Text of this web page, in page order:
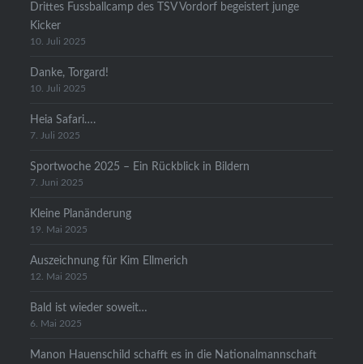
Drittes Fussballcamp des TSV Vordorf begeistert junge
Kicker
10. Juli 2025
Danke, Torgard!
10. Juli 2025
Heia Safari….
7. Juli 2025
Sportwoche 2025 – Ein Rückblick in Bildern
7. Juni 2025
Kleine Planänderung
19. Mai 2025
Auszeichnung für Kim Ellmerich
12. Mai 2025
Bald ist wieder soweit…
6. Mai 2025
Manon Hauenschild schafft es in die Nationalmannschaft